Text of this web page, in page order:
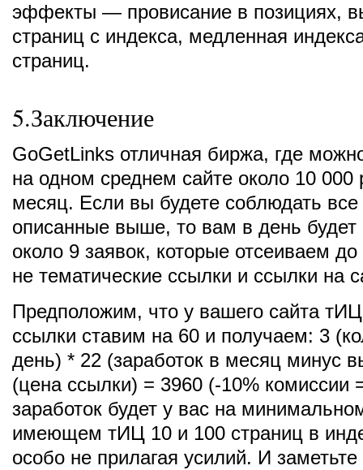
эффекты — провисание в позициях,
страниц с индекса, медленная
страниц.
5.Заключение
GoGetLinks отличная биржа, где
на одном среднем сайте около 10 000
месяц. Если вы будете соблюдать все
описанные выше, то вам в день будет
около 9 заявок, которые отсеиваем
не тематические ссылки и ссылки на
Предположим, что у вашего сайта
ссылки ставим на 60 и получаем: 3
день) * 22 (заработок в месяц минус
(цена ссылки) = 3960 (-10% комиссии
заработок будет у вас на
имеющем тИЦ 10 и 100 страниц в
особо не прилагая усилий. И